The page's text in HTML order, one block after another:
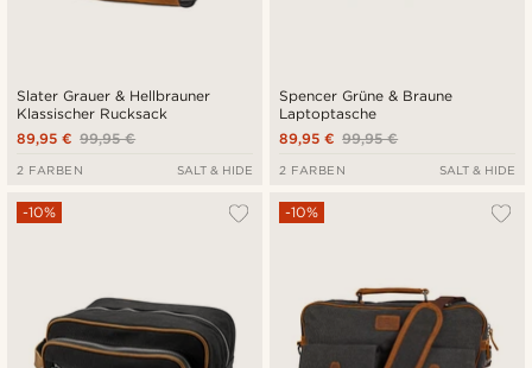
Slater Grauer & Hellbrauner
Klassischer Rucksack
99,95 €
89,95 €
2 FARBEN SALT & HIDE
Spencer Grüne & Braune
Laptoptasche
99,95 €
89,95 €
2 FARBEN SALT & HIDE
-10% -10%